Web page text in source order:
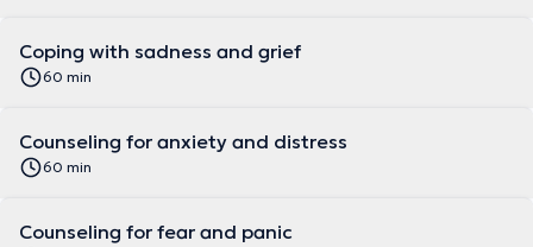
Coping with sadness and grief
60 min
Counseling for anxiety and distress
60 min
Counseling for fear and panic